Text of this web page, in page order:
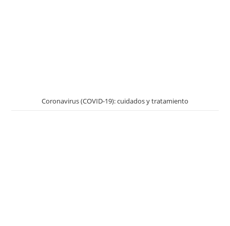
Coronavirus (COVID-19): cuidados y tratamiento